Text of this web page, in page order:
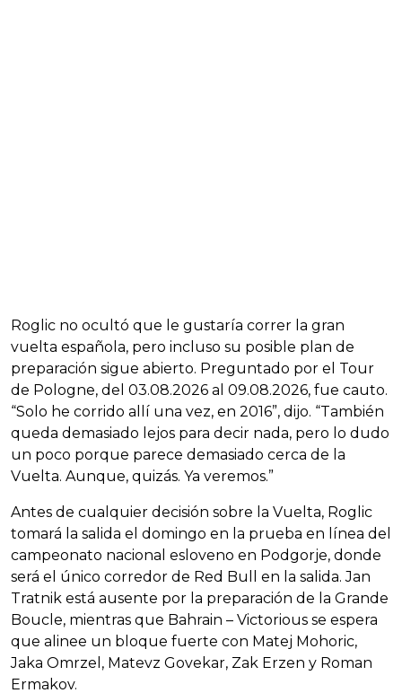
Roglic no ocultó que le gustaría correr la gran
vuelta española, pero incluso su posible plan de
preparación sigue abierto. Preguntado por el Tour
de Pologne, del 03.08.2026 al 09.08.2026, fue cauto.
“Solo he corrido allí una vez, en 2016”, dijo. “También
queda demasiado lejos para decir nada, pero lo dudo
un poco porque parece demasiado cerca de la
Vuelta. Aunque, quizás. Ya veremos.”
Antes de cualquier decisión sobre la Vuelta, Roglic
tomará la salida el domingo en la prueba en línea del
campeonato nacional esloveno en Podgorje, donde
será el único corredor de Red Bull en la salida. Jan
Tratnik está ausente por la preparación de la Grande
Boucle, mientras que Bahrain – Victorious se espera
que alinee un bloque fuerte con Matej Mohoric,
Jaka Omrzel, Matevz Govekar, Zak Erzen y Roman
Ermakov.